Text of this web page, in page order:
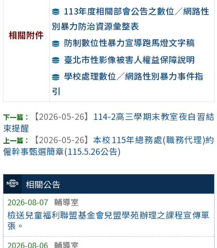
相關公告
2026-08-07 輔導室
檢送兒童福利聯盟基金會兒盟學苑辦理之課程宣傳單
張。
2026-08-06 輔導室
相關附件
113年度相關部會公告之數位／網路性
別暴力防治資源彙整表
防制數位性暴力宣導跑馬燈文字稿
臺北市性影像被害人權益保障說明
學校處理數位／網路性別暴力事件指
引
【2026-05-26】 114-2高三學期末教室夜自習結
束提醒
【2026-05-26】 本校115年總務處(職務代理)約
僱幹事甄選簡章(115.5.26公告)